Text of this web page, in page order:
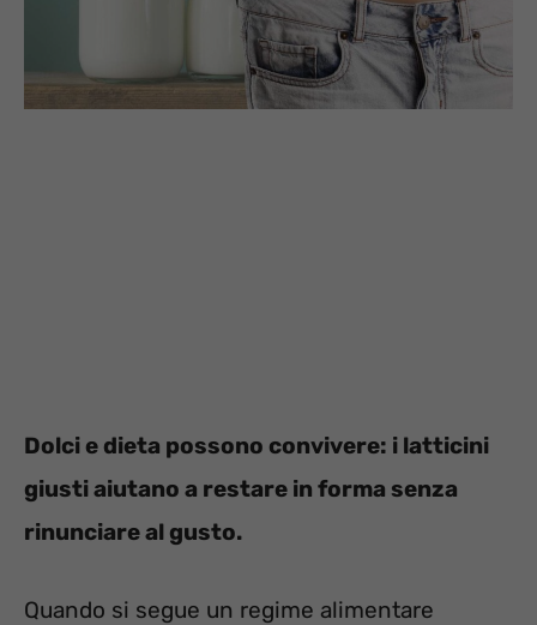
Dolci e dieta possono convivere: i latticini
giusti aiutano a restare in forma senza
rinunciare al gusto.
Quando si segue un regime alimentare